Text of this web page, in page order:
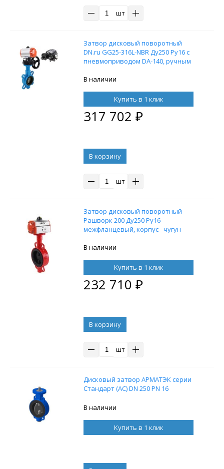
шт
Затвор дисковый поворотный
DN.ru GG25-316L-NBR Ду250 Ру16 с
пневмоприводом DA-140, ручным
электропневматическим
без обратной связи
В наличии
Купить в 1 клик
317 702 ₽
В корзину
шт
Затвор дисковый поворотный
Рашворк 200 Ду250 Ру16
межфланцевый, корпус - чугун
уплотнение EPDM с
возвратными пружинами
В наличии
Купить в 1 клик
232 710 ₽
В корзину
шт
Дисковый затвор АРМАТЭК серии
Стандарт (АС) DN 250 PN 16
В наличии
Купить в 1 клик